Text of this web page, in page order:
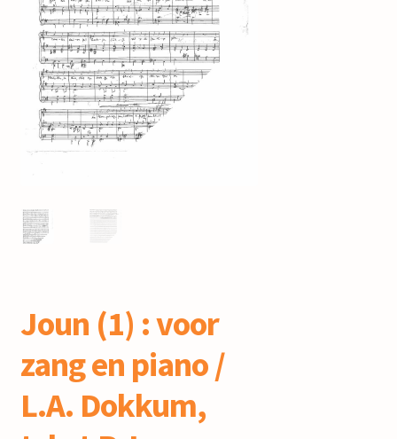
contact
mijn account
Joun (1) : voor
zang en piano /
L.A. Dokkum,